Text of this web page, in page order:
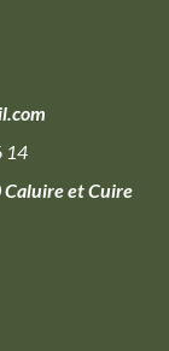
14
Caluire et Cuire